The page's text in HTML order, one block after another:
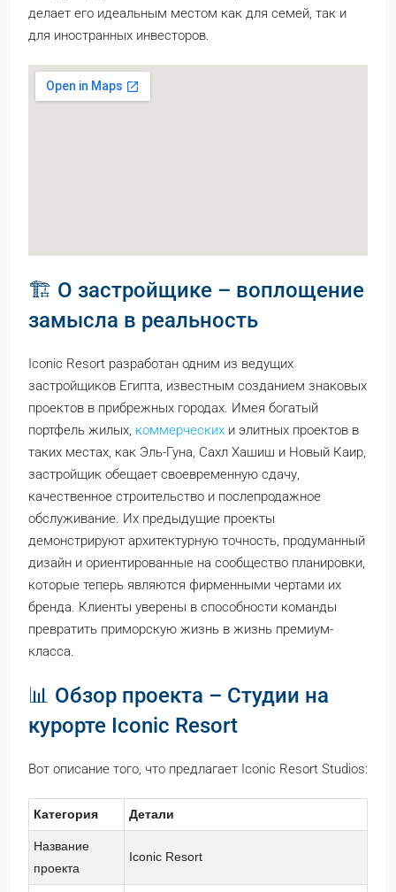
делает его идеальным местом как для семей, так и
для иностранных инвесторов.
🏗️ О застройщике – воплощение
замысла в реальность
Iconic Resort разработан одним из ведущих
застройщиков Египта, известным созданием знаковых
проектов в прибрежных городах. Имея богатый
портфель жилых, коммерческих и элитных проектов в
таких местах, как Эль-Гуна, Сахл Хашиш и Новый Каир,
застройщик обещает своевременную сдачу,
качественное строительство и послепродажное
обслуживание. Их предыдущие проекты
демонстрируют архитектурную точность, продуманный
дизайн и ориентированные на сообщество планировки,
которые теперь являются фирменными чертами их
бренда. Клиенты уверены в способности команды
превратить приморскую жизнь в жизнь премиум-
класса.
📊 Обзор проекта – Студии на
курорте Iconic Resort
Вот описание того, что предлагает Iconic Resort Studios:
Категория Детали
Название
проекта
Iconic Resort